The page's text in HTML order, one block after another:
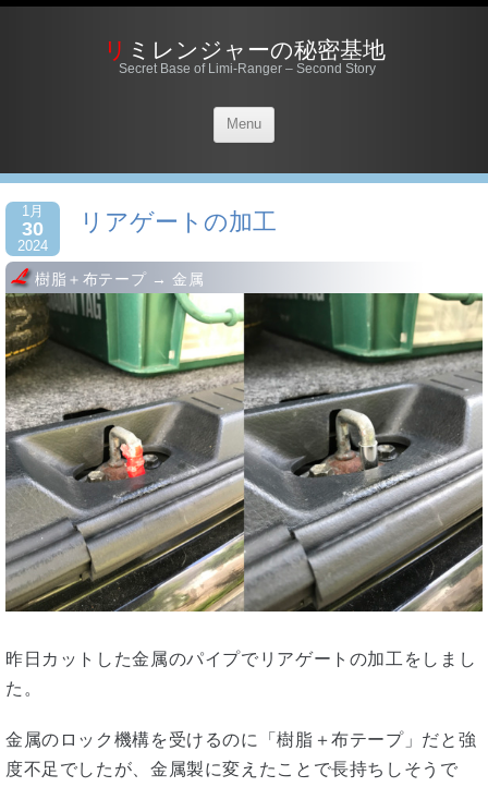
リミレンジャーの秘密基地
Secret Base of Limi-Ranger – Second Story
Menu
1月
30
2024
リアゲートの加工
樹脂＋布テープ → 金属
昨日カットした金属のパイプでリアゲートの加工をしまし
た。
金属のロック機構を受けるのに「樹脂＋布テープ」だと強
度不足でしたが、金属製に変えたことで長持ちしそうで